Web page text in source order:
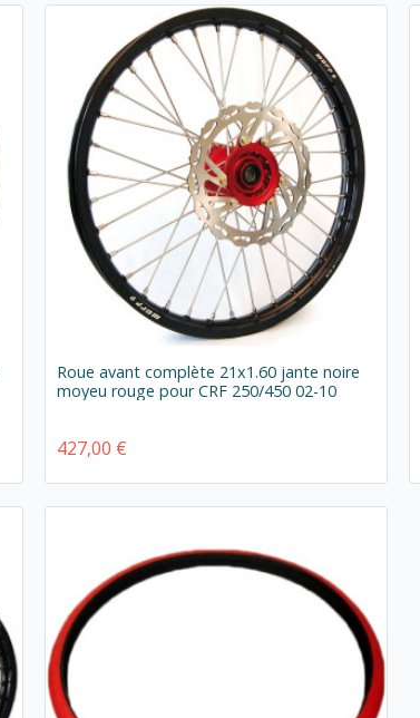
Roue avant complète 21x1.60 jante noire
moyeu rouge pour CRF 250/450 02-10
427,00 €